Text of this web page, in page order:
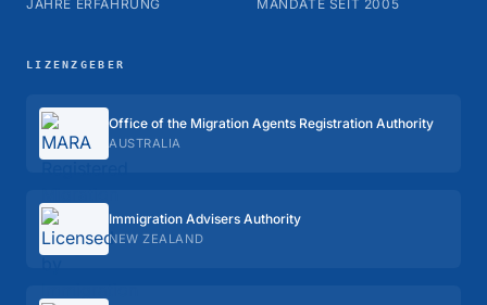
JAHRE ERFAHRUNG MANDATE SEIT 2005
LIZENZGEBER
Office of the Migration Agents Registration Authority
AUSTRALIA
Immigration Advisers Authority
NEW ZEALAND